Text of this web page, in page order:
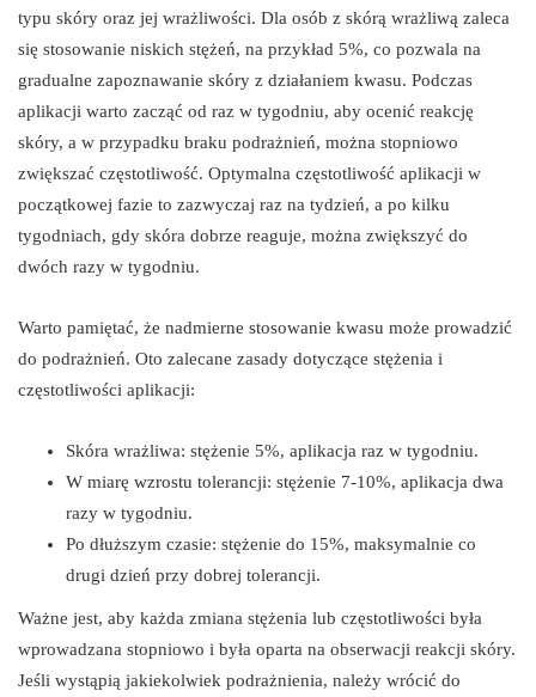
typu skóry oraz jej wrażliwości. Dla osób z skórą wrażliwą zaleca
się stosowanie niskich stężeń, na przykład 5%, co pozwala na
gradualne zapoznawanie skóry z działaniem kwasu. Podczas
aplikacji warto zacząć od raz w tygodniu, aby ocenić reakcję
skóry, a w przypadku braku podrażnień, można stopniowo
zwiększać częstotliwość. Optymalna częstotliwość aplikacji w
początkowej fazie to zazwyczaj raz na tydzień, a po kilku
tygodniach, gdy skóra dobrze reaguje, można zwiększyć do
dwóch razy w tygodniu.
Warto pamiętać, że nadmierne stosowanie kwasu może prowadzić
do podrażnień. Oto zalecane zasady dotyczące stężenia i
częstotliwości aplikacji:
Skóra wrażliwa: stężenie 5%, aplikacja raz w tygodniu.
W miarę wzrostu tolerancji: stężenie 7-10%, aplikacja dwa
razy w tygodniu.
Po dłuższym czasie: stężenie do 15%, maksymalnie co
drugi dzień przy dobrej tolerancji.
Ważne jest, aby każda zmiana stężenia lub częstotliwości była
wprowadzana stopniowo i była oparta na obserwacji reakcji skóry.
Jeśli wystąpią jakiekolwiek podrażnienia, należy wrócić do